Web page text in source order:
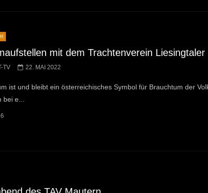
mit dem Trachtenverein Liesingtaler
TV 22. MAI 2022
ist und bleibt ein österreichisches Symbol für Brauchtum der
e...
6